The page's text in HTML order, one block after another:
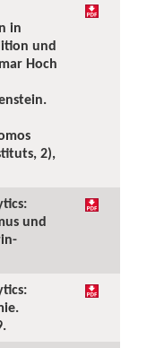
in
und
Hoch
2),
und